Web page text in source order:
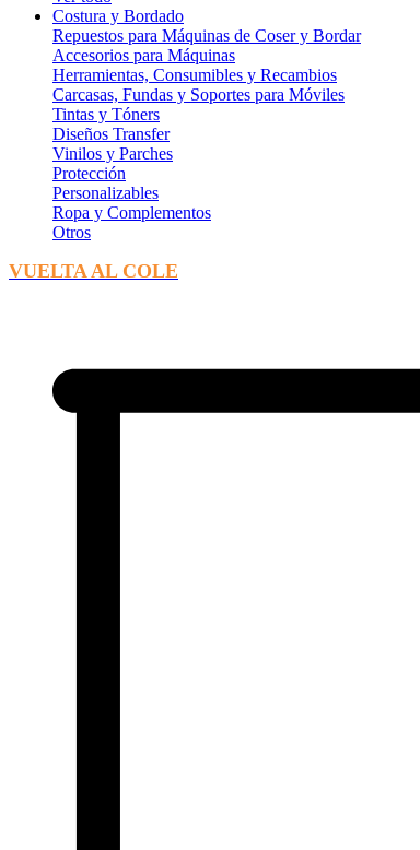
Costura y Bordado
Repuestos para Máquinas de Coser y Bordar
Accesorios para Máquinas
Herramientas, Consumibles y Recambios
Carcasas, Fundas y Soportes para Móviles
Tintas y Tóners
Diseños Transfer
Vinilos y Parches
Protección
Personalizables
Ropa y Complementos
Otros
VUELTA AL COLE